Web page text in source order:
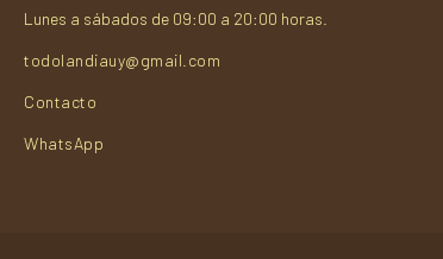
Lunes a sábados de 09:00 a 20:00 horas.
todolandiauy@gmail.com
Contacto
WhatsApp